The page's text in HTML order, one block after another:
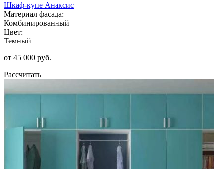
Шкаф-купе Анаксис
Материал фасада:
Комбинированный
Цвет:
Темный
от 45 000 руб.
Рассчитать